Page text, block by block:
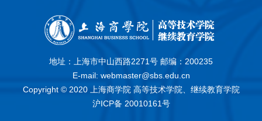
地址：上海市中山西路2271号 邮编：200235
E-mail: webmaster@sbs.edu.cn
Copyright © 2020 上海商学院 高等技术学院、继续教育学院
沪ICP备 20010161号